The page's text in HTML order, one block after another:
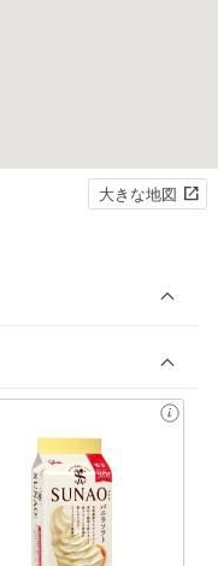
大きな地図